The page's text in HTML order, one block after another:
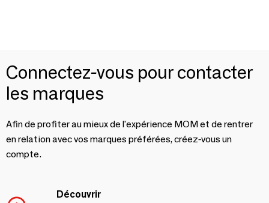
Connectez-vous pour contacter
les marques
Afin de profiter au mieux de l'expérience MOM et de rentrer
en relation avec vos marques préférées, créez-vous un
compte.
Découvrir